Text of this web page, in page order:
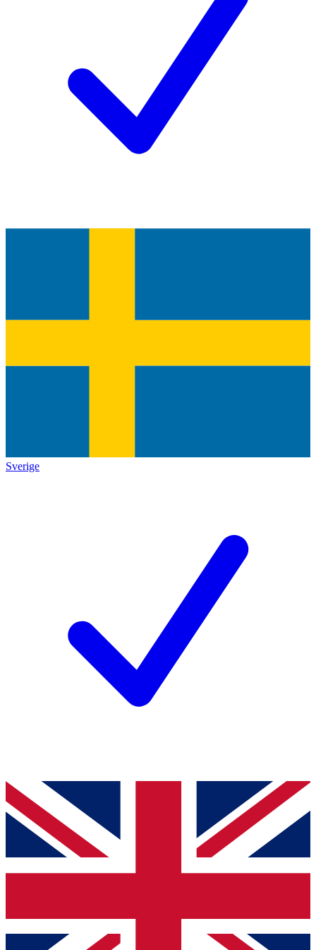
Sverige